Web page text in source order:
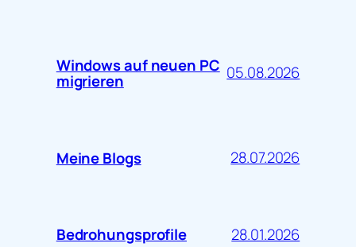
Windows auf neuen PC
migrieren 05.08.2026
Meine Blogs 28.07.2026
Bedrohungsprofile 28.01.2026